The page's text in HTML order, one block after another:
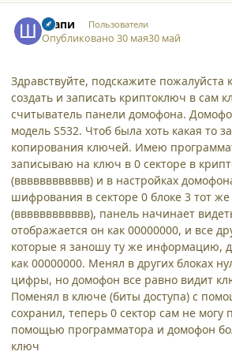
Шапи Пользователи
Опубликовано30 мая30 май
Здравствуйте, подскажите пожалуйста
создать и записать криптоключ в сам
считыватель панели домофона.
модель S532. Чтоб была хоть какая то
копирования ключей. Имею
записываю на ключ в 0 секторе в
(вввввввввввв) и в настройках
шифрования в секторе 0 блоке 3 тот
(вввввввввввв), панель начинает
отображается он как 00000000, и все
которые я заношу ту же информацию,
как 00000000. Менял в других блоках
цифры, но домофон все равно видит
Поменял в ключе (биты доступа) с
сохранил, теперь 0 сектор сам не могу
помощью программатора и домофон
ключ